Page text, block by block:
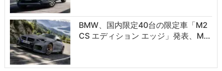
BMW、国内限定40台の限定車「M2
CS エディション エッジ」発表、M…